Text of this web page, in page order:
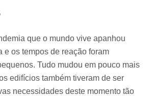
que o mundo vive apanhou
e os tempos de reação foram
Tudo mudou em pouco mais
edifícios também tiveram de ser
necessidades deste momento tão